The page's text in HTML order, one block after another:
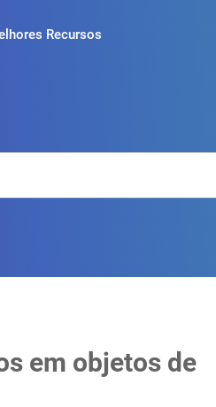
Recursos
em objetos de